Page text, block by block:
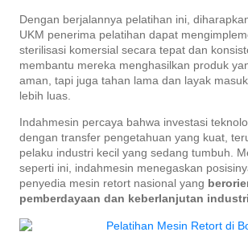
Dengan berjalannya pelatihan ini,
UKM penerima pelatihan dapat
sterilisasi komersial secara tepat dan
membantu mereka menghasilkan produk
aman, tapi juga tahan lama dan layak
lebih luas.
Indahmesin percaya bahwa investasi
dengan transfer pengetahuan yang kuat,
pelaku industri kecil yang sedang tumbuh.
seperti ini, indahmesin menegaskan
penyedia mesin retort nasional yang
pemberdayaan dan keberlanjutan